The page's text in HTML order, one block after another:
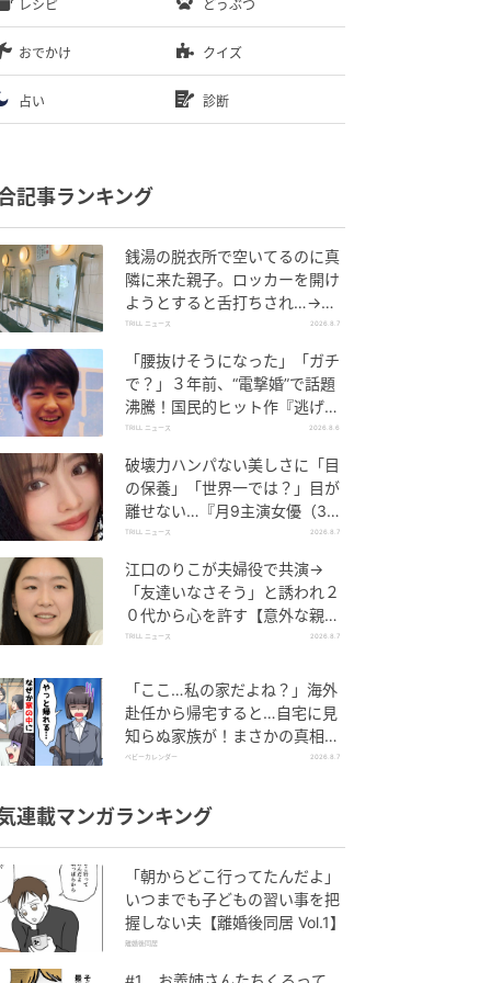
レシピ どうぶつ
おでかけ クイズ
占い 診断
記事ランキング
銭湯の脱衣所で空いてるのに真
隣に来た親子。ロッカーを開け
ようとすると舌打ちされ…→直
後、娘の放った“純粋な一言”に
TRILL ニュース 2026.8.7
「腰抜けそうになった」「ガチ
で？」３年前、“電撃婚”で話題
沸騰！国民的ヒット作『逃げ
恥』で異彩放った【国宝級イケ
TRILL ニュース 2026.8.6
破壊力ハンパない美しさに「目
の保養」「世界一では？」目が
離せない…『月9主演女優（34
歳）』“極上”美ショットがすご
TRILL ニュース 2026.8.7
江口のりこが夫婦役で共演→
「友達いなさそう」と誘われ２
０代から心を許す【意外な親友
芸人】とは？
TRILL ニュース 2026.8.7
「ここ…私の家だよね？」海外
赴任から帰宅すると…自宅に見
知らぬ家族が！まさかの真相と
は！？
ベビーカレンダー 2026.8.7
連載マンガランキング
「朝からどこ行ってたんだよ」
いつまでも子どもの習い事を把
握しない夫【離婚後同居 Vol.1】
離婚後同居